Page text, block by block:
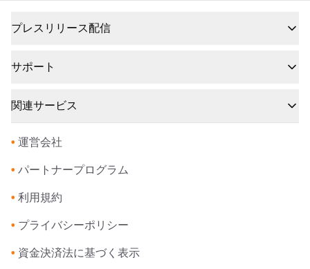
プレスリリース配信
サポート
関連サービス
• 運営会社
• パートナープログラム
• 利用規約
• プライバシーポリシー
• 資金決済法に基づく表示